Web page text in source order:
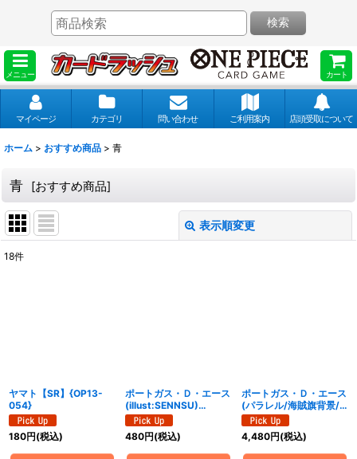
メニュー カート
検索
マイページ カテゴリ 問い合わせ ご利用案内 店頭受取について
ホーム > おすすめ商品 > 青
青 [おすすめ商品]
表示順変更
18件
ヤマト【SR】{OP13-
054}
180円(税込)
ポートガス・Ｄ・エース
(illust:SENNSU)
【SEC】{OP13-119}
480円(税込)
ポートガス・Ｄ・エース
(パラレル/海賊旗背景/
漫画絵)【SEC/P】
{OP13-119}
4,480円(税込)